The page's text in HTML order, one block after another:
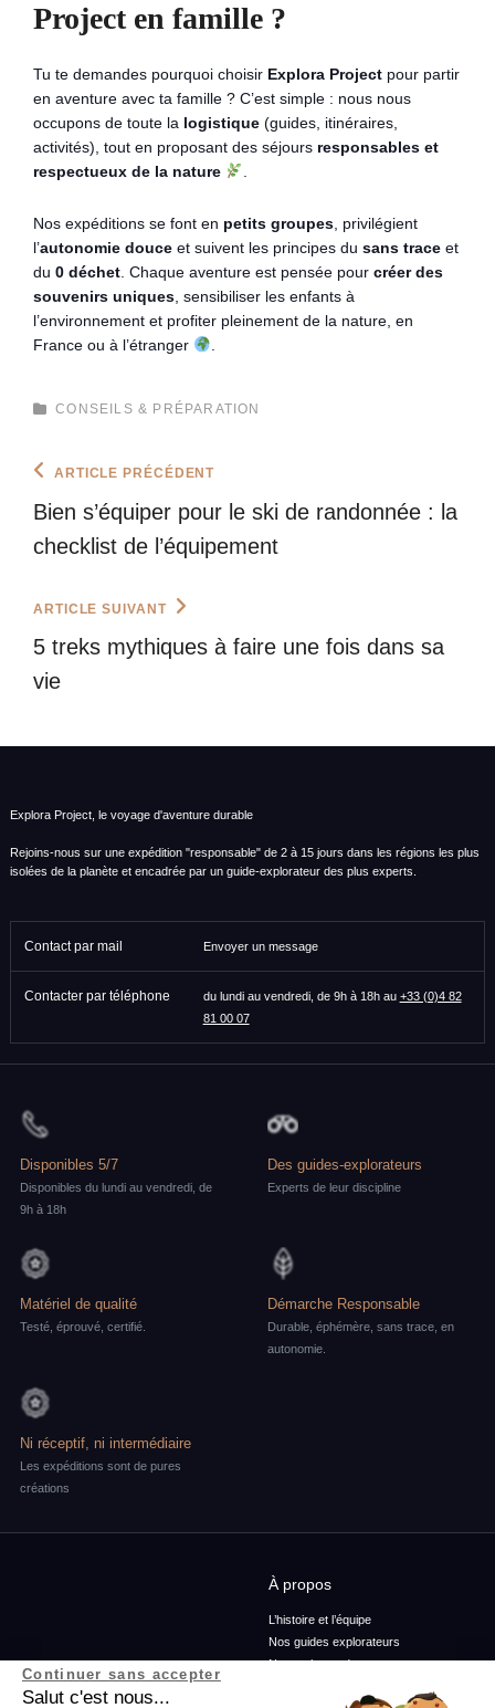
Project en famille ?
Tu te demandes pourquoi choisir Explora Project pour partir
en aventure avec ta famille ? C’est simple : nous nous
occupons de toute la logistique (guides, itinéraires,
activités), tout en proposant des séjours responsables et
respectueux de la nature
Nos expéditions se font en petits groupes, privilégient
l’autonomie douce et suivent les principes du sans trace et
du 0 déchet. Chaque aventure est pensée pour créer des
souvenirs uniques, sensibiliser les enfants à
l’environnement et profiter pleinement de la nature, en
France ou à l’étranger
.
CATEGORIES
CONSEILS & PRÉPARATION
Navigation
de
l’article
Previous
Post
ARTICLE PRÉCÉDENT
Bien s’équiper pour le ski de randonnée : la
checklist de l’équipement
Next
Post
ARTICLE SUIVANT
5 treks mythiques à faire une fois dans sa
vie
Explora Project, le voyage d'aventure durable
Rejoins-nous sur une expédition "responsable" de 2 à 15 jours dans les régions les plus
isolées de la planète et encadrée par un guide-explorateur des plus experts.
Contact par mail Envoyer un message
Contacter par téléphone du lundi au vendredi, de 9h à 18h au +33 (0)4 82
81 00 07
Disponibles 5/7
Disponibles du lundi au vendredi, de
9h à 18h
Des guides-explorateurs
Experts de leur discipline
Matériel de qualité
Testé, éprouvé, certifié.
Démarche Responsable
Durable, éphémère, sans trace, en
autonomie.
Ni réceptif, ni intermédiaire
Les expéditions sont de pures
créations
À propos
L’histoire et l’équipe
Nos guides explorateurs
Nos ambassadeurs
Continuer sans accepter
Salut c'est nous...